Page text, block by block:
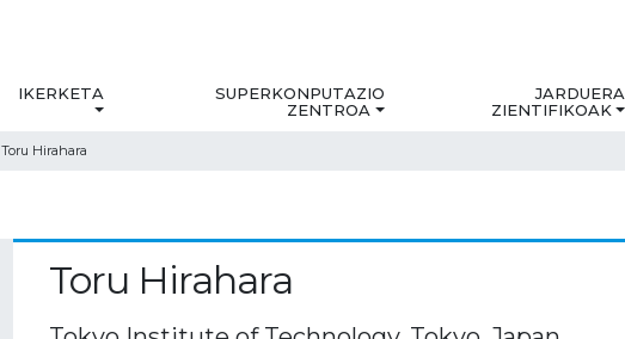
IKERKETA
SUPERKONPUTAZIO
ZENTROA
JARDUERA
ZIENTIFIKOAK
Toru Hirahara
Toru Hirahara